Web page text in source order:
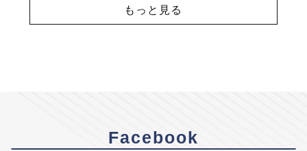
もっと見る
Facebook